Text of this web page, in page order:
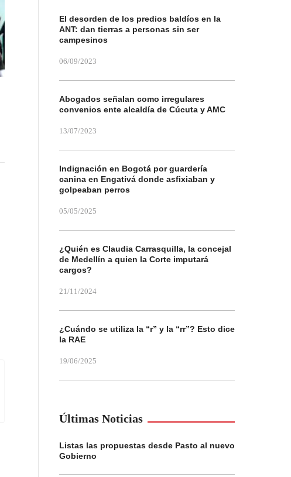
El desorden de los predios baldíos en la
ANT: dan tierras a personas sin ser
campesinos
06/09/2023
Abogados señalan como irregulares
convenios ente alcaldía de Cúcuta y AMC
13/07/2023
Indignación en Bogotá por guardería
canina en Engativá donde asfixiaban y
golpeaban perros
05/05/2025
¿Quién es Claudia Carrasquilla, la concejal
de Medellín a quien la Corte imputará
cargos?
21/11/2024
¿Cuándo se utiliza la “r” y la “rr”? Esto dice
la RAE
19/06/2025
Últimas Noticias
Listas las propuestas desde Pasto al nuevo
Gobierno